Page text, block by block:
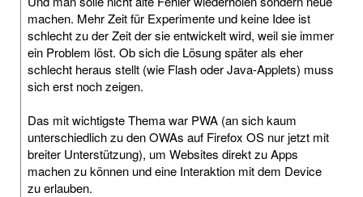
machen. Mehr Zeit für Experimente und keine Idee ist
schlecht zu der Zeit der sie entwickelt wird, weil sie immer
ein Problem löst. Ob sich die Lösung später als eher
schlecht heraus stellt (wie Flash oder Java-Applets) muss
sich erst noch zeigen.
Das mit wichtigste Thema war PWA (an sich kaum
unterschiedlich zu den OWAs auf Firefox OS nur jetzt mit
breiter Unterstützung), um Websites direkt zu Apps
machen zu können und eine Interaktion mit dem Device
zu erlauben.